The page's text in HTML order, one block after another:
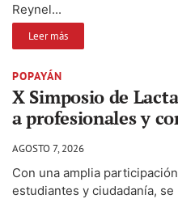
Reynel...
Leer más
POPAYÁN
X Simposio de
a profesionales y
AGOSTO 7, 2026
Con una amplia
estudiantes y ciudadanía,